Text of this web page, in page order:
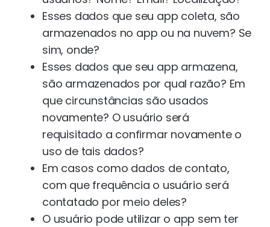
Esses dados que seu app coleta, são
armazenados no app ou na nuvem? Se
sim, onde?
Esses dados que seu app armazena,
são armazenados por qual razão? Em
que circunstâncias são usados
novamente? O usuário será
requisitado a confirmar novamente o
uso de tais dados?
Em casos como dados de contato,
com que frequência o usuário será
contatado por meio deles?
O usuário pode utilizar o app sem ter